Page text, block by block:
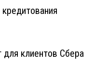
для клиентов Сбера